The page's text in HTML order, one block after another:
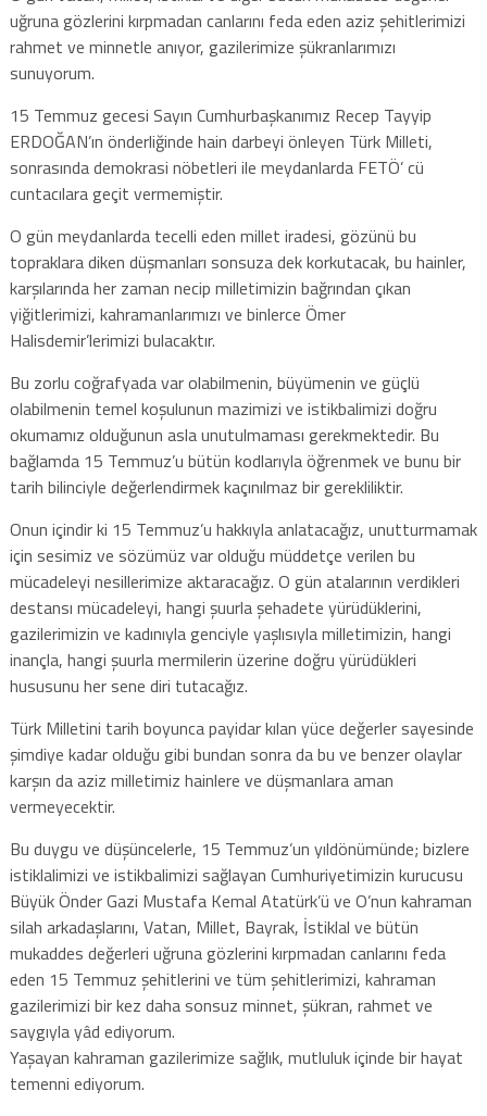
uğruna gözlerini kırpmadan canlarını feda eden aziz şehitlerimizi
rahmet ve minnetle anıyor, gazilerimize şükranlarımızı
sunuyorum.
15 Temmuz gecesi Sayın Cumhurbaşkanımız Recep Tayyip
ERDOĞAN’ın önderliğinde hain darbeyi önleyen Türk Milleti,
sonrasında demokrasi nöbetleri ile meydanlarda FETÖ’ cü
cuntacılara geçit vermemiştir.
O gün meydanlarda tecelli eden millet iradesi, gözünü bu
topraklara diken düşmanları sonsuza dek korkutacak, bu hainler,
karşılarında her zaman necip milletimizin bağrından çıkan
yiğitlerimizi, kahramanlarımızı ve binlerce Ömer
Halisdemir’lerimizi bulacaktır.
Bu zorlu coğrafyada var olabilmenin, büyümenin ve güçlü
olabilmenin temel koşulunun mazimizi ve istikbalimizi doğru
okumamız olduğunun asla unutulmaması gerekmektedir. Bu
bağlamda 15 Temmuz’u bütün kodlarıyla öğrenmek ve bunu bir
tarih bilinciyle değerlendirmek kaçınılmaz bir gerekliliktir.
Onun içindir ki 15 Temmuz’u hakkıyla anlatacağız, unutturmamak
için sesimiz ve sözümüz var olduğu müddetçe verilen bu
mücadeleyi nesillerimize aktaracağız. O gün atalarının verdikleri
destansı mücadeleyi, hangi şuurla şehadete yürüdüklerini,
gazilerimizin ve kadınıyla genciyle yaşlısıyla milletimizin, hangi
inançla, hangi şuurla mermilerin üzerine doğru yürüdükleri
hususunu her sene diri tutacağız.
Türk Milletini tarih boyunca payidar kılan yüce değerler sayesinde
şimdiye kadar olduğu gibi bundan sonra da bu ve benzer olaylar
karşın da aziz milletimiz hainlere ve düşmanlara aman
vermeyecektir.
Bu duygu ve düşüncelerle, 15 Temmuz’un yıldönümünde; bizlere
istiklalimizi ve istikbalimizi sağlayan Cumhuriyetimizin kurucusu
Büyük Önder Gazi Mustafa Kemal Atatürk’ü ve O’nun kahraman
silah arkadaşlarını, Vatan, Millet, Bayrak, İstiklal ve bütün
mukaddes değerleri uğruna gözlerini kırpmadan canlarını feda
eden 15 Temmuz şehitlerini ve tüm şehitlerimizi, kahraman
gazilerimizi bir kez daha sonsuz minnet, şükran, rahmet ve
saygıyla yâd ediyorum.
Yaşayan kahraman gazilerimize sağlık, mutluluk içinde bir hayat
temenni ediyorum.